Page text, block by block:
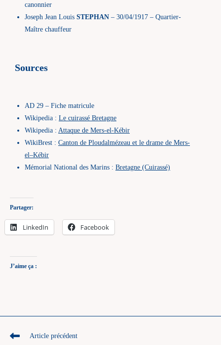
canonnier
Joseph Jean Louis STEPHAN – 30/04/1917 – Quartier-
Maître chauffeur
Sources
AD 29 – Fiche matricule
Wikipedia : Le cuirassé Bretagne
Wikipedia : Attaque de Mers-el-Kébir
WikiBrest : Canton de Ploudalmézeau et le drame de Mers-
el–Kébir
Mémorial National des Marins : Bretagne (Cuirassé)
Partager:
LinkedIn Facebook
J’aime ça :
Read
Article précédent